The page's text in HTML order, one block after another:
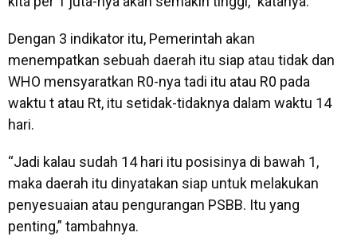
Dengan 3 indikator itu, Pemerintah akan
menempatkan sebuah daerah itu siap atau tidak dan
WHO mensyaratkan R0-nya tadi itu atau R0 pada
waktu t atau Rt, itu setidak-tidaknya dalam waktu 14
hari.
“Jadi kalau sudah 14 hari itu posisinya di bawah 1,
maka daerah itu dinyatakan siap untuk melakukan
penyesuaian atau pengurangan PSBB. Itu yang
penting,” tambahnya.